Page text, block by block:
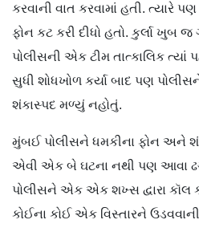
કરવાની વાત કરવામાં હતી. ત્યારે
ફોન કટ કરી દીધો હતો. કુર્લા ખુબ જ
પોલીસની એક ટીમ તાત્કાલિક ત્યાં
સુધી શોધખોળ કર્યા બાદ પણ
શંકાસ્પદ મળ્યું નહોતું.
મુંબઈ પોલીસને ધમકીના ફોન અને
એવી એક બે ઘટના નથી પણ આવા
પોલીસને એક એક શખ્સ દ્વારા
કોઈના કોઈ એક વિસ્તારને